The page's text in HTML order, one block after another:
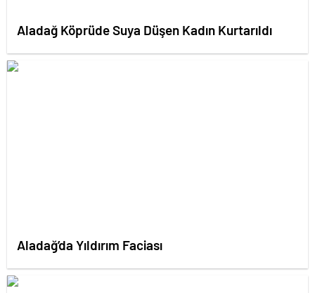
Aladağ Köprüde Suya Düşen Kadın Kurtarıldı
Aladağ’da Yıldırım Faciası